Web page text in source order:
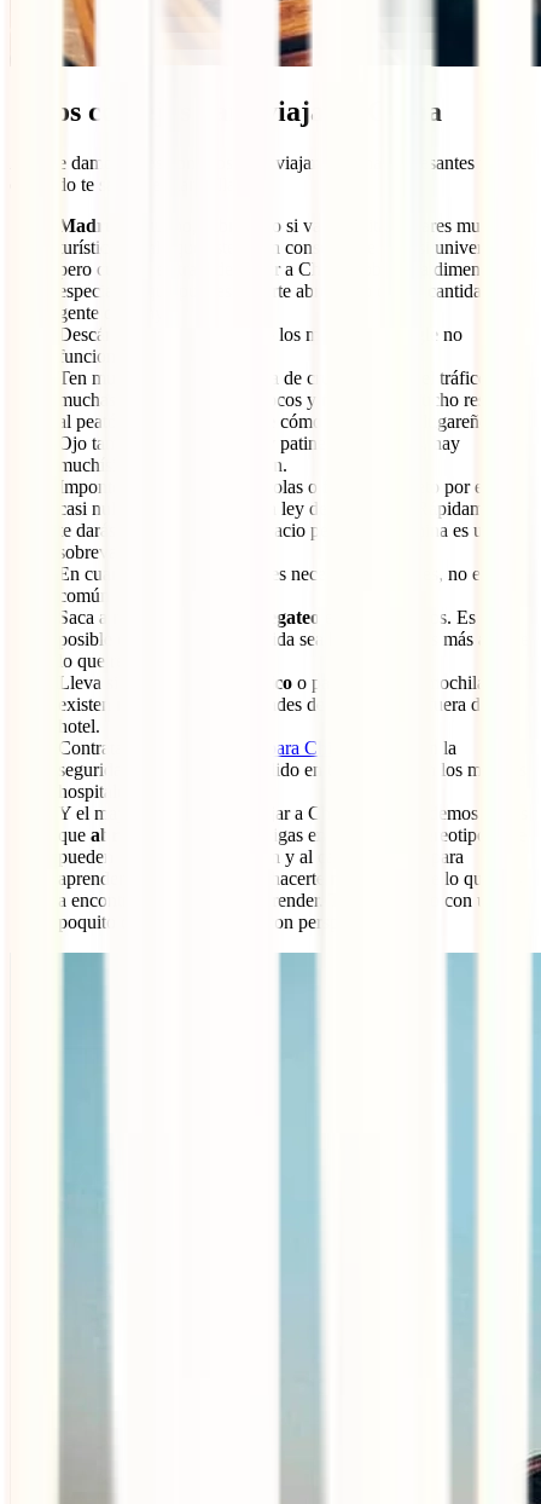
Otros consejos para viajar a China
Aquí te damos otros consejos para viajar a China interesantes para
que todo te salga de maravilla:
Madruga
mucho, sobre todo si vas a visitar lugares muy
turísticos. Vale que este es un consejo que es casi universal,
pero cuando se trata de viajar a China, cobra una dimensión
especial ya que puedes sentirte abrumado con la cantidad de
gente que hay.
Descárgate Maps.me. Como los mapas de Google no
funcionan, te será muy útil.
Ten mucho cuidado a la hora de cruzar la calle, el tráfico en
muchas zonas suele ser de locos y no se tiene mucho respeto
al peatón. Lo mejor es fijarte cómo lo hacen los lugareños.
Ojo también con las motos y patinetes eléctricos, hay
muchísimos y apenas se oyen.
Imponte a la hora de hacer colas o filas. El respeto por ellas es
casi nulo y entra en vigor “la ley de la jungla”. Rápidamente
te darás cuenta de que el espacio personal en China es un bien
sobrevalorado.
En cuanto a la
, no es necesario que dejes, no es
común hacerlo en China.
Saca a relucir tus artes del
regateo
en los mercados. Es
posible que el precio de partida sea hasta 10 veces más alto de
lo que realmente vale.
Lleva siempre
papel higiénico o pañuelos en la mochila,
existen muy pocas posibilidades de encontrarlos fuera de un
hotel.
Contrata tu
seguro de viaje para China
y viaja con la
seguridad de que serás atendido en tu idioma y en los mejores
hospitales.
Y el mayor consejo para viajar a China que te podemos dar es
que abras tu mente
y no caigas en tópicos o estereotipos que
pueden nublar tu viaje. Al fin y al cabo viajamos para
aprender, así que intenta no hacerte mucha idea de lo que vas
a encontrar allí y déjate sorprender. Tómatelo todo con un
poquito de humor y míralo con perspectiva.